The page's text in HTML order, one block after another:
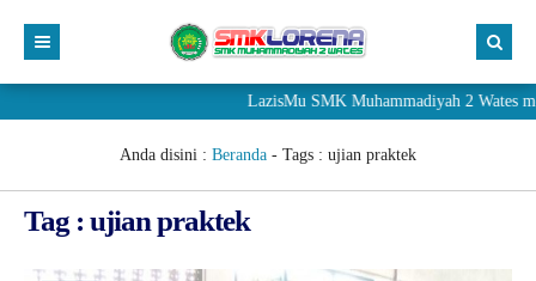
LazisMu SMK Muhammadiyah 2 Wates
Anda disini : Beranda - Tags : ujian praktek
Tag : ujian praktek